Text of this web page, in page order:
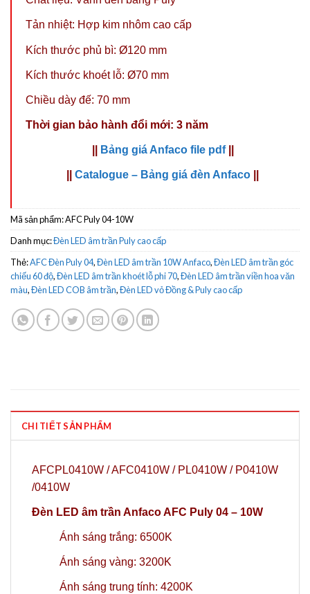
Tản nhiệt: Hợp kim nhôm cao cấp
Kích thước phủ bì: Ø120 mm
Kích thước khoét lỗ: Ø70 mm
Chiều dày đế: 70 mm
Thời gian bảo hành đổi mới: 3 năm
Bảng giá Anfaco file pdf
Catalogue – Bảng giá đèn Anfaco
Mã sản phẩm:AFC Puly 04-10W
Danh mục:Đèn LED âm trần Puly cao cấp
Thẻ:AFC Đèn Puly 04,Đèn LED âm trần 10W Anfaco,Đèn LED âm trần góc
chiếu 60 độ,Đèn LED âm trần khoét lỗ phi 70,Đèn LED âm trần viền hoa văn
màu,Đèn LED COB âm trần,Đèn LED vỏ Đồng & Puly cao cấp
CHI TIẾT SẢN PHẨM
AFCPL0410W / AFC0410W / PL0410W / P0410W
/0410W
Đèn LED âm trần Anfaco AFC Puly 04 – 10W
Ánh sáng trắng: 6500K
Ánh sáng vàng: 3200K
Ánh sáng trung tính: 4200K